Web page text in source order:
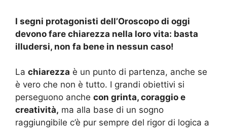
I segni protagonisti dell’Oroscopo di oggi
devono fare chiarezza nella loro vita: basta
illudersi, non fa bene in nessun caso!
La chiarezza è un punto di partenza, anche se
è vero che non è tutto. I grandi obiettivi si
perseguono anche con grinta, coraggio e
creatività, ma alla base di un sogno
raggiungibile c’è pur sempre del rigor di logica a